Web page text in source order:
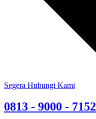
Segera Hubungi Kami
0813 - 9000 - 7152